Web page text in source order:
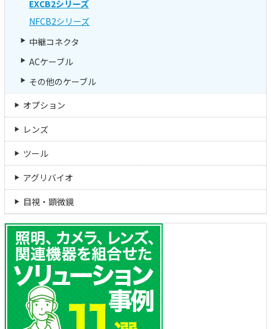
EXCB2シリーズ
NFCB2シリーズ
中継コネクタ
ACケーブル
その他のケーブル
オプション
レンズ
ツール
アグリバイオ
目視・顕微鏡